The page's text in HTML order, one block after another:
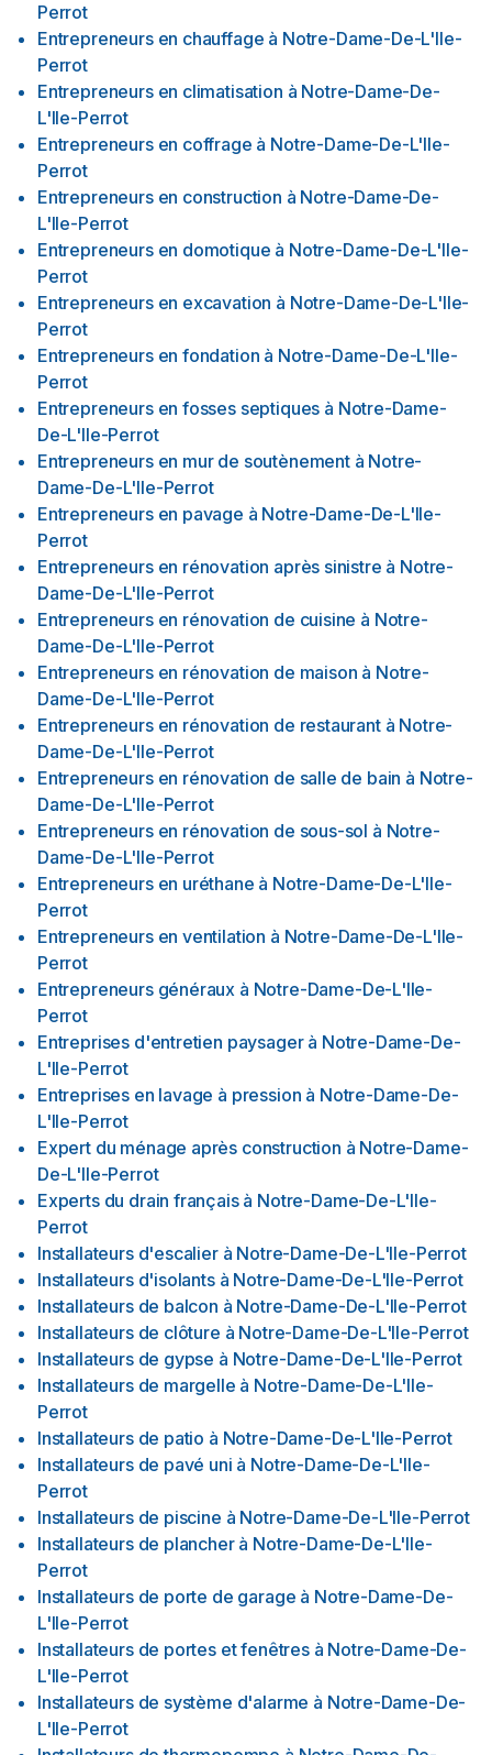
Perrot
Entrepreneurs en chauffage à Notre-Dame-De-L'Ile-
Perrot
Entrepreneurs en climatisation à Notre-Dame-De-
L'Ile-Perrot
Entrepreneurs en coffrage à Notre-Dame-De-L'Ile-
Perrot
Entrepreneurs en construction à Notre-Dame-De-
L'Ile-Perrot
Entrepreneurs en domotique à Notre-Dame-De-L'Ile-
Perrot
Entrepreneurs en excavation à Notre-Dame-De-L'Ile-
Perrot
Entrepreneurs en fondation à Notre-Dame-De-L'Ile-
Perrot
Entrepreneurs en fosses septiques à Notre-Dame-
De-L'Ile-Perrot
Entrepreneurs en mur de soutènement à Notre-
Dame-De-L'Ile-Perrot
Entrepreneurs en pavage à Notre-Dame-De-L'Ile-
Perrot
Entrepreneurs en rénovation après sinistre à Notre-
Dame-De-L'Ile-Perrot
Entrepreneurs en rénovation de cuisine à Notre-
Dame-De-L'Ile-Perrot
Entrepreneurs en rénovation de maison à Notre-
Dame-De-L'Ile-Perrot
Entrepreneurs en rénovation de restaurant à Notre-
Dame-De-L'Ile-Perrot
Entrepreneurs en rénovation de salle de bain à Notre-
Dame-De-L'Ile-Perrot
Entrepreneurs en rénovation de sous-sol à Notre-
Dame-De-L'Ile-Perrot
Entrepreneurs en uréthane à Notre-Dame-De-L'Ile-
Perrot
Entrepreneurs en ventilation à Notre-Dame-De-L'Ile-
Perrot
Entrepreneurs généraux à Notre-Dame-De-L'Ile-
Perrot
Entreprises d'entretien paysager à Notre-Dame-De-
L'Ile-Perrot
Entreprises en lavage à pression à Notre-Dame-De-
L'Ile-Perrot
Expert du ménage après construction à Notre-Dame-
De-L'Ile-Perrot
Experts du drain français à Notre-Dame-De-L'Ile-
Perrot
Installateurs d'escalier à Notre-Dame-De-L'Ile-Perrot
Installateurs d'isolants à Notre-Dame-De-L'Ile-Perrot
Installateurs de balcon à Notre-Dame-De-L'Ile-Perrot
Installateurs de clôture à Notre-Dame-De-L'Ile-Perrot
Installateurs de gypse à Notre-Dame-De-L'Ile-Perrot
Installateurs de margelle à Notre-Dame-De-L'Ile-
Perrot
Installateurs de patio à Notre-Dame-De-L'Ile-Perrot
Installateurs de pavé uni à Notre-Dame-De-L'Ile-
Perrot
Installateurs de piscine à Notre-Dame-De-L'Ile-Perrot
Installateurs de plancher à Notre-Dame-De-L'Ile-
Perrot
Installateurs de porte de garage à Notre-Dame-De-
L'Ile-Perrot
Installateurs de portes et fenêtres à Notre-Dame-De-
L'Ile-Perrot
Installateurs de système d'alarme à Notre-Dame-De-
L'Ile-Perrot